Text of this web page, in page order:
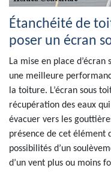
Étanchéité de
poser un écran
La mise en place
une meilleure
la toiture. L’écran sous
récupération des eaux
évacuer vers les
présence de cet élément
possibilités d’un
d’un vent plus ou moins